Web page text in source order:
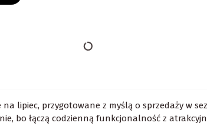
lipiec, przygotowane z myślą o sprzedaży w
bo łączą codzienną funkcjonalność z